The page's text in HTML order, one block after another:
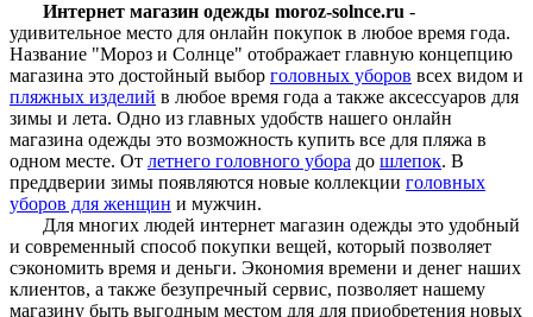
Интернет магазин одежды moroz-solnce.ru -
удивительное место для онлайн покупок в любое время года.
Название "Мороз и Солнце" отображает главную концепцию
магазина это достойный выбор головных уборов всех видом и
пляжных изделий в любое время года а также аксессуаров для
зимы и лета. Одно из главных удобств нашего онлайн
магазина одежды это возможность купить все для пляжа в
одном месте. От летнего головного убора до шлепок. В
преддверии зимы появляются новые коллекции головных
уборов для женщин и мужчин.
Для многих людей интернет магазин одежды это удобный
и современный способ покупки вещей, который позволяет
сэкономить время и деньги. Экономия времени и денег наших
клиентов, а также безупречный сервис, позволяет нашему
магазину быть выгодным местом для для приобретения новых